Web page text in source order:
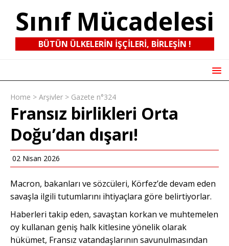
Sınıf Mücadelesi
BÜTÜN ÜLKELERIN IŞÇILERI, BIRLEŞIN !
Home > Arşivler > Gazete n°324
Fransız birlikleri Orta
Doğu’dan dışarı!
02 Nisan 2026
Macron, bakanları ve sözcüleri, Körfez’de devam eden
savaşla ilgili tutumlarını ihtiyaçlara göre belirtiyorlar.
Haberleri takip eden, savaştan korkan ve muhtemelen
oy kullanan geniş halk kitlesine yönelik olarak
hükümet, Fransız vatandaşlarının savunulmasından